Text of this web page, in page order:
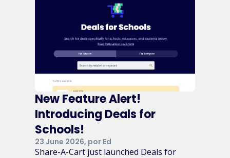
New Feature Alert!
Introducing Deals for
Schools!
23 June 2026, por Ed
Share-A-Cart just launched Deals for